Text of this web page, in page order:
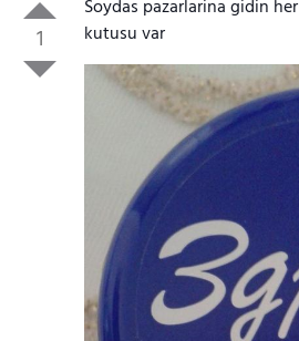
1
Soydas pazarlarina gidin
kutusu var